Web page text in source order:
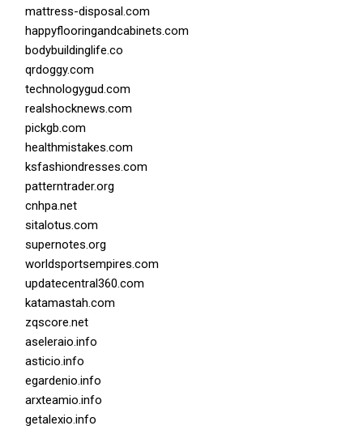
mattress-disposal.com
happyflooringandcabinets.com
bodybuildinglife.co
qrdoggy.com
technologygud.com
realshocknews.com
pickgb.com
healthmistakes.com
ksfashiondresses.com
patterntrader.org
cnhpa.net
sitalotus.com
supernotes.org
worldsportsempires.com
updatecentral360.com
katamastah.com
zqscore.net
aseleraio.info
asticio.info
egardenio.info
arxteamio.info
getalexio.info